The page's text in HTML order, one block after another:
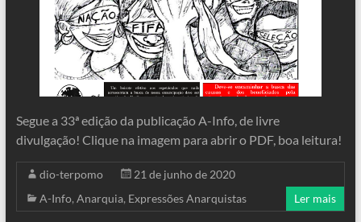
Segue a 33ª edição da publicação A-Info, de livre
divulgação! Clique na imagem para abrir o PDF, boa leitura!
dio-terpomo
21 de junho de 2020
A-Info, Anarquia, Expressões Anarquistas Ler mais